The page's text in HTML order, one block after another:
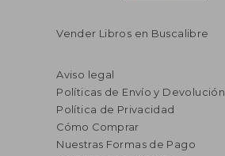
Vender Libros en Buscalibre
Aviso legal
Políticas de Envío y Devolución
Política de Privacidad
Cómo Comprar
Nuestras Formas de Pago